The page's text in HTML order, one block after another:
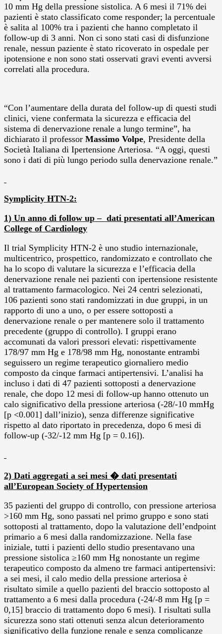
10 mm Hg della pressione sistolica. A 6 mesi il 71% dei
pazienti è stato classificato come responder; la percentuale
è salita al 100% tra i pazienti che hanno completato il
follow-up di 3 anni. Non ci sono stati casi di disfunzione
renale, nessun paziente è stato ricoverato in ospedale per
ipotensione e non sono stati osservati gravi eventi avversi
correlati alla procedura.
“Con l’aumentare della durata del follow-up di questi studi
clinici, viene confermata la sicurezza e efficacia del
sistema di denervazione renale a lungo termine”, ha
dichiarato il professor Massimo Volpe, Presidente della
Società Italiana di Ipertensione Arteriosa. “A oggi, questi
sono i dati di più lungo periodo sulla denervazione renale.”
Symplicity HTN-2:
1) Un anno di follow up – dati presentati all’American
College of Cardiology
Il trial Symplicity HTN-2 è uno studio internazionale,
multicentrico, prospettico, randomizzato e controllato che
ha lo scopo di valutare la sicurezza e l’efficacia della
denervazione renale nei pazienti con ipertensione resistente
al trattamento farmacologico. Nei 24 centri selezionati,
106 pazienti sono stati randomizzati in due gruppi, in un
rapporto di uno a uno, o per essere sottoposti a
denervazione renale o per mantenere solo il trattamento
precedente (gruppo di controllo). I gruppi erano
accomunati da valori pressori elevati: rispettivamente
178/97 mm Hg e 178/98 mm Hg, nonostante entrambi
seguissero un regime terapeutico giornaliero medio
composto da cinque farmaci antipertensivi. L’analisi ha
incluso i dati di 47 pazienti sottoposti a denervazione
renale, che dopo 12 mesi di follow-up hanno ottenuto un
calo significativo della pressione arteriosa (-28/-10 mmHg
[p <0.001] dall’inizio), senza differenze significative
rispetto al dato riportato in precedenza, dopo 6 mesi di
follow-up (-32/-12 mm Hg [p = 0.16]).
2) Dati aggregati a sei mesi � dati presentati
all’European Society of Hypertension
35 pazienti del gruppo di controllo, con pressione arteriosa
>160 mm Hg, sono passati nel primo gruppo e sono stati
sottoposti al trattamento, dopo la valutazione dell’endpoint
primario a 6 mesi dalla randomizzazione. Nella fase
iniziale, tutti i pazienti dello studio presentavano una
pressione sistolica ≥160 mm Hg nonostante un regime
terapeutico composto da almeno tre farmaci antipertensivi:
a sei mesi, il calo medio della pressione arteriosa è
risultato simile a quello pazienti del braccio sottoposto al
trattamento a 6 mesi dalla procedura (-24/-8 mm Hg [p =
0,15] braccio di trattamento dopo 6 mesi). I risultati sulla
sicurezza sono stati ottenuti senza alcun deterioramento
significativo della funzione renale e senza complicanze